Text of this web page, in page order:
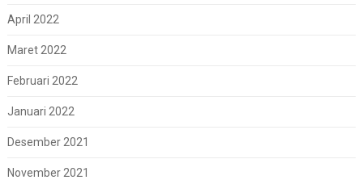
April 2022
Maret 2022
Februari 2022
Januari 2022
Desember 2021
November 2021